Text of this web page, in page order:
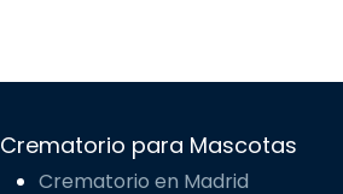
Crematorio para Mascotas
Crematorio en Madrid